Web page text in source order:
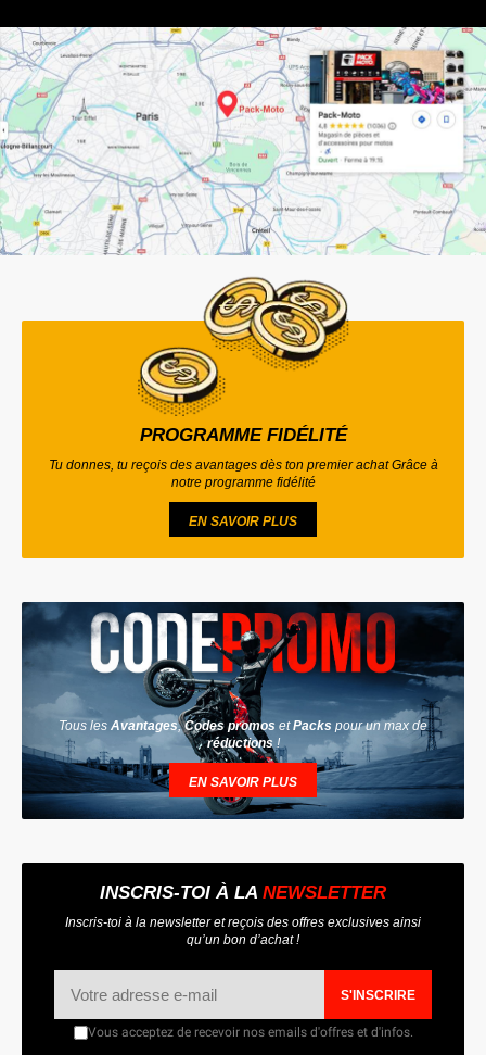
PROGRAMME FIDÉLITÉ
Tu donnes, tu reçois des avantages dès ton premier achat Grâce à
notre programme fidélité
EN SAVOIR PLUS
Tous les Avantages,Codes promos etPacks pour un max de
réductions !
EN SAVOIR PLUS
INSCRIS-TOI À LA NEWSLETTER
Inscris-toi à la newsletter et reçois des offres exclusives ainsi
qu’un bon d’achat !
S'INSCRIRE
Vous acceptez de recevoir nos emails d'offres et d'infos.